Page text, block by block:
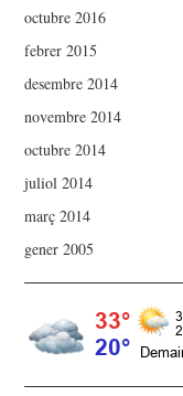
octubre 2016
febrer 2015
desembre 2014
novembre 2014
octubre 2014
juliol 2014
març 2014
gener 2005